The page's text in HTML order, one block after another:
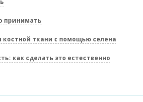
принимать
ткани с помощью селена
как сделать это естественно